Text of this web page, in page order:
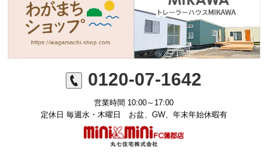
0120-07-1642
営業時間 10:00～17:00
定休日 毎週水・木曜日 お盆、GW、年末年始休暇有